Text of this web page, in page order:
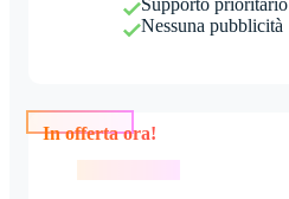
Supporto prioritario
Nessuna pubblicità